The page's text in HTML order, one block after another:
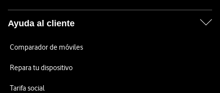
Ayuda al cliente
Comparador de móviles
Repara tu dispositivo
Tarifa social